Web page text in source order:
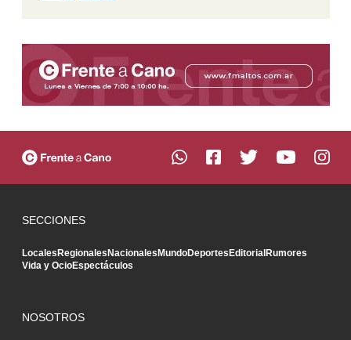
SECCIONES
LocalesRegionalesNacionalesMundoDeportesEditorialRumores
Vida y OcioEspectáculos
NOSOTROS